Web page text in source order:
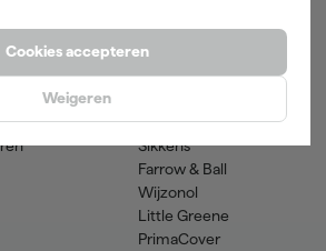
Cookies accepteren
Weigeren
Voorstrijkmiddelen
SPS
Sikkens
Farrow & Ball
Wijzonol
Little Greene
PrimaCover